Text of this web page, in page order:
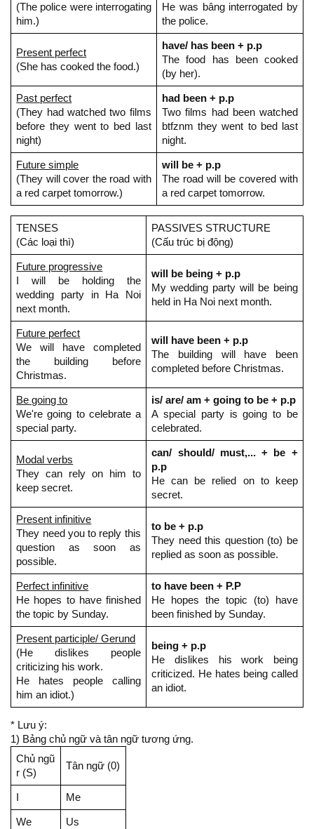
(The police were interrogating
him.)
He was bâng interrogated by
the police.
Present perfect
(She has cooked the food.)
have/ has been + p.p
The food has been cooked
(by her).
Past perfect
(They had watched two films
before they went to bed last
night)
had been + p.p
Two films had been watched
btfznm they went to bed last
night.
Future simple
(They will cover the road with
a red carpet tomorrow.)
will be + p.p
The road will be covered with
a red carpet tomorrow.
TENSES
(Các loại thì)
PASSIVES STRUCTURE
(Cấu trúc bị động)
Future progressive
I will be holding the
wedding party in Ha Noi
next month.
will be being + p.p
My wedding party will be being
held in Ha Noi next month.
Future perfect
We will have completed
the building before
Christmas.
will have been + p.p
The building will have been
completed before Christmas.
Be going to
We're going to celebrate a
special party.
is/ are/ am + going to be + p.p
A special party is going to be
celebrated.
Modal verbs
They can rely on him to
keep secret.
can/ should/ must,... + be +
p.p
He can be relied on to keep
secret.
Present infinitive
They need you to reply this
question as soon as
possible.
to be + p.p
They need this question (to) be
replied as soon as possible.
Perfect infinitive
He hopes to have finished
the topic by Sunday.
to have been + P.P
He hopes the topic (to) have
been finished by Sunday.
Present participle/ Gerund
(He dislikes people
criticizing his work.
He hates people calling
him an idiot.)
being + p.p
He dislikes his work being
criticized. He hates being called
an idiot.
* Lưu ý:
1) Bảng chủ ngữ và tân ngữ tương ứng.
Chủ ngũ
r (S)
Tân ngữ (0)
Me
We Us